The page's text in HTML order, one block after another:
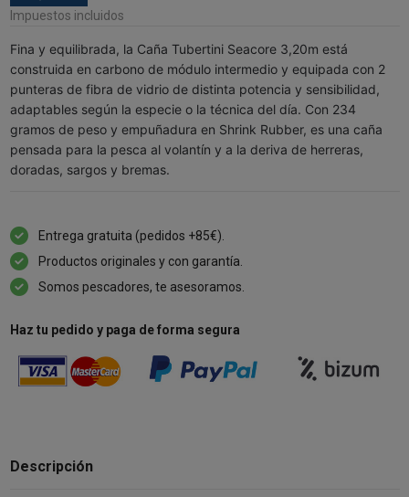
Impuestos incluidos
Fina y equilibrada, la Caña Tubertini Seacore 3,20m está
construida en carbono de módulo intermedio y equipada con 2
punteras de fibra de vidrio de distinta potencia y sensibilidad,
adaptables según la especie o la técnica del día. Con 234
gramos de peso y empuñadura en Shrink Rubber, es una caña
pensada para la pesca al volantín y a la deriva de herreras,
doradas, sargos y bremas.
Entrega gratuita (pedidos +85€).
Productos originales y con garantía.
Somos pescadores, te asesoramos.
Haz tu pedido y paga de forma segura
Descripción